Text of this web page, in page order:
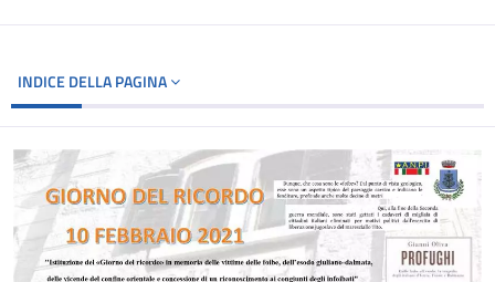
INDICE DELLA PAGINA